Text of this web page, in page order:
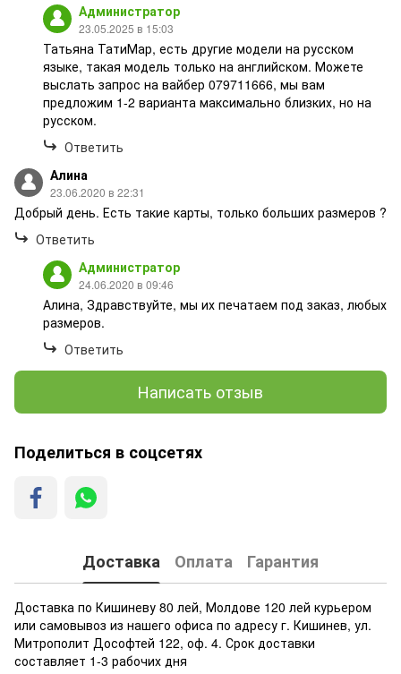
Администратор
23.05.2025 в 15:03
Татьяна ТатиМар, есть другие модели на русском
языке, такая модель только на английском. Можете
выслать запрос на вайбер 079711666, мы вам
предложим 1-2 варианта максимально близких, но на
русском.
Ответить
Алина
23.06.2020 в 22:31
Добрый день. Есть такие карты, только больших размеров ?
Ответить
Администратор
24.06.2020 в 09:46
Алина, Здравствуйте, мы их печатаем под заказ, любых
размеров.
Ответить
Написать отзыв
Поделиться в соцсетях
Доставка Оплата Гарантия
Доставка по Кишиневу 80 лей, Молдове 120 лей курьером
или самовывоз из нашего офиса по адресу г. Кишинев, ул.
Митрополит Дософтей 122, оф. 4. Срок доставки
составляет 1-3 рабочих дня